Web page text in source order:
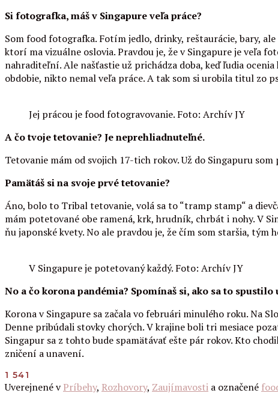
Si fotografka, máš v Singapure veľa práce?
Som food fotografka. Fotím jedlo, drinky, reštaurácie, bary,
ktorí ma vizuálne oslovia. Pravdou je, že v Singapure je veľa
nahraditeľní. Ale našťastie už prichádza doba, keď ľudia
obdobie, nikto nemal veľa práce. A tak som si urobila titul zo
Jej prácou je food fotogravovanie. Foto: Archív JY
A čo tvoje tetovanie? Je neprehliadnuteľné.
Tetovanie mám od svojich 17-tich rokov. Už do Singapuru
Pamätáš si na svoje prvé tetovanie?
Áno, bolo to Tribal tetovanie, volá sa to “tramp stamp“ a
mám potetované obe ramená, krk, hrudník, chrbát i nohy. V
ňu japonské kvety. No ale pravdou je, že čím som staršia, tým
V Singapure je potetovaný každý. Foto: Archív JY
No a čo korona pandémia? Spomínaš si, ako sa to spustilo
Korona v Singapure sa začala vo februári minulého roku. Na
Denne pribúdali stovky chorých. V krajine boli tri mesiace
Singapur sa z tohto bude spamätávať ešte pár rokov. Kto
zničení a unavení.
1 541
Uverejnené vPríbehy, Rozhovory, Zaujímavosti a označené